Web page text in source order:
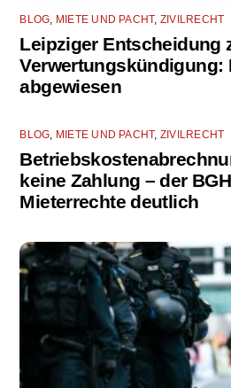
BLOG, MIETE UND PACHT, ZIVILRECHT
Leipziger Entscheidung
Verwertungskündigung:
abgewiesen
BLOG, MIETE UND PACHT, ZIVILRECHT
keine Zahlung – der
Mieterrechte deutlich